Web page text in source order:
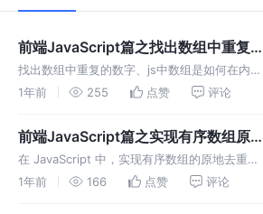
前端JavaScript篇之找出数组中重复的
数字、js中数组是如何在内存中存储
的？原生遍历数组的方式有哪些？请对
找出数组中重复的数字、js中数组是如何在内存
中存储的？原生遍历数组的方式有哪些？请对以
1年前 255 点赞 评论
前端JavaScript篇之实现有序数组原地
去重方法有哪些？
在 JavaScript 中，实现有序数组的原地去重有
多种方法，下面是两种常见的方式。Set、双指
1年前 166 点赞 评论